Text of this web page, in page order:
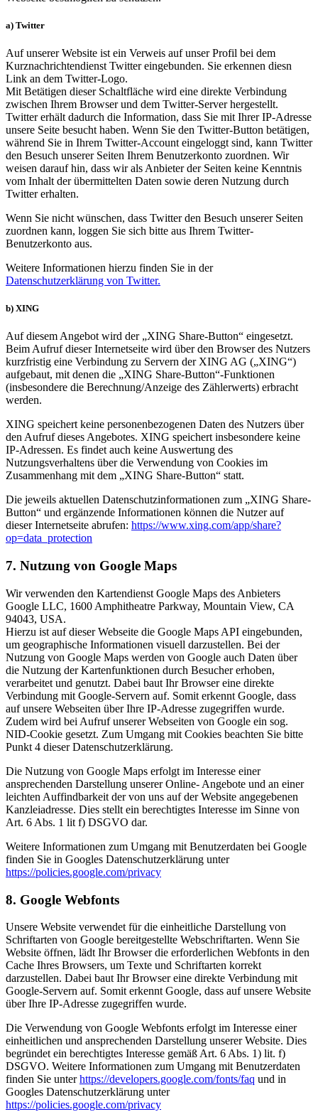
a) Twitter
Auf unserer Website ist ein Verweis auf unser Profil bei dem
Kurznachrichtendienst Twitter eingebunden. Sie erkennen diesn
Link an dem Twitter-Logo.
Mit Betätigen dieser Schaltfläche wird eine direkte Verbindung
zwischen Ihrem Browser und dem Twitter-Server hergestellt.
Twitter erhält dadurch die Information, dass Sie mit Ihrer IP-Adresse
unsere Seite besucht haben. Wenn Sie den Twitter-Button betätigen,
während Sie in Ihrem Twitter-Account eingeloggt sind, kann Twitter
den Besuch unserer Seiten Ihrem Benutzerkonto zuordnen. Wir
weisen darauf hin, dass wir als Anbieter der Seiten keine Kenntnis
vom Inhalt der übermittelten Daten sowie deren Nutzung durch
Twitter erhalten.
Wenn Sie nicht wünschen, dass Twitter den Besuch unserer Seiten
zuordnen kann, loggen Sie sich bitte aus Ihrem Twitter-
Benutzerkonto aus.
Weitere Informationen hierzu finden Sie in der
Datenschutzerklärung von Twitter.
b) XING
Auf diesem Angebot wird der „XING Share-Button“ eingesetzt.
Beim Aufruf dieser Internetseite wird über den Browser des Nutzers
kurzfristig eine Verbindung zu Servern der XING AG („XING“)
aufgebaut, mit denen die „XING Share-Button“-Funktionen
(insbesondere die Berechnung/Anzeige des Zählerwerts) erbracht
werden.
XING speichert keine personenbezogenen Daten des Nutzers über
den Aufruf dieses Angebotes. XING speichert insbesondere keine
IP-Adressen. Es findet auch keine Auswertung des
Nutzungsverhaltens über die Verwendung von Cookies im
Zusammenhang mit dem „XING Share-Button“ statt.
Die jeweils aktuellen Datenschutzinformationen zum „XING Share-
Button“ und ergänzende Informationen können die Nutzer auf
dieser Internetseite abrufen: https://www.xing.com/app/share?
op=data_protection
7. Nutzung von Google Maps
Wir verwenden den Kartendienst Google Maps des Anbieters
Google LLC, 1600 Amphitheatre Parkway, Mountain View, CA
94043, USA.
Hierzu ist auf dieser Webseite die Google Maps API eingebunden,
um geographische Informationen visuell darzustellen. Bei der
Nutzung von Google Maps werden von Google auch Daten über
die Nutzung der Kartenfunktionen durch Besucher erhoben,
verarbeitet und genutzt. Dabei baut Ihr Browser eine direkte
Verbindung mit Google-Servern auf. Somit erkennt Google, dass
auf unsere Webseiten über Ihre IP-Adresse zugegriffen wurde.
Zudem wird bei Aufruf unserer Webseiten von Google ein sog.
NID-Cookie gesetzt. Zum Umgang mit Cookies beachten Sie bitte
Punkt 4 dieser Datenschutzerklärung.
Die Nutzung von Google Maps erfolgt im Interesse einer
ansprechenden Darstellung unserer Online- Angebote und an einer
leichten Auffindbarkeit der von uns auf der Website angegebenen
Kanzleiadresse. Dies stellt ein berechtigtes Interesse im Sinne von
Art. 6 Abs. 1 lit f) DSGVO dar.
Weitere Informationen zum Umgang mit Benutzerdaten bei Google
finden Sie in Googles Datenschutzerklärung unter
https://policies.google.com/privacy
8. Google Webfonts
Unsere Website verwendet für die einheitliche Darstellung von
Schriftarten von Google bereitgestellte Webschriftarten. Wenn Sie
Website öffnen, lädt Ihr Browser die erforderlichen Webfonts in den
Cache Ihres Browsers, um Texte und Schriftarten korrekt
darzustellen. Dabei baut Ihr Browser eine direkte Verbindung mit
Google-Servern auf. Somit erkennt Google, dass auf unsere Website
über Ihre IP-Adresse zugegriffen wurde.
Die Verwendung von Google Webfonts erfolgt im Interesse einer
einheitlichen und ansprechenden Darstellung unserer Website. Dies
begründet ein berechtigtes Interesse gemäß Art. 6 Abs. 1) lit. f)
DSGVO. Weitere Informationen zum Umgang mit Benutzerdaten
finden Sie unterhttps://developers.google.com/fonts/faq und in
Googles Datenschutzerklärung unter
https://policies.google.com/privacy